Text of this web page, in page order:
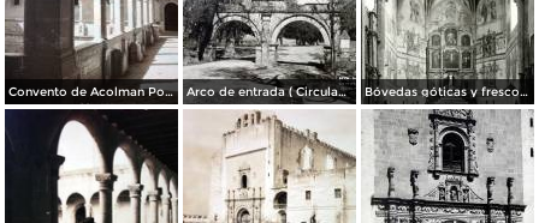
Convento de Acolman Por el Fotógrafo Hugo Brehme. Arco de entrada ( Circulada el 24 de Junio de 1952 ). Bóvedas góticas y frescos del convento de Acolman